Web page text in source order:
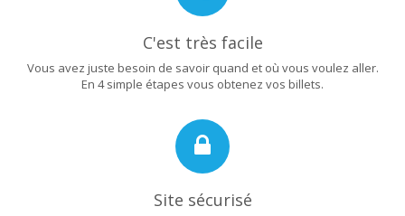
C'est très facile
Vous avez juste besoin de savoir quand et où vous voulez aller.
En 4 simple étapes vous obtenez vos billets.
Site sécurisé